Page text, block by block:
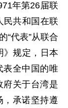
年第26届联
民共和国在联
“代表”从联合
》规定，日本
表全中国的唯
府关于台湾是
，承诺坚持遵